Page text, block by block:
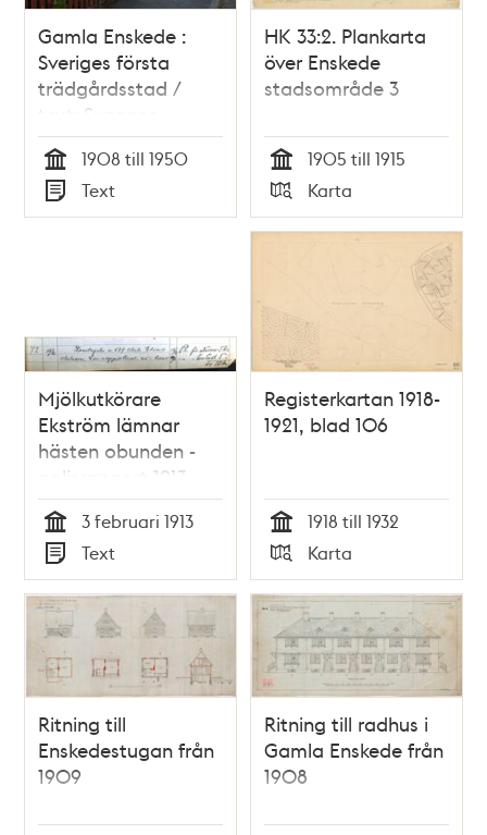
Gamla Enskede :
Sveriges första
trädgårdsstad /
text: Suzanne
Lindhagen
Tid
1908 till 1950
Typ
Text
HK 33:2. Plankarta
över Enskede
stadsområde 3
Tid
1905 till 1915
Typ
Karta
Mjölkutkörare
Ekström lämnar
hästen obunden -
polisrapport 1913
Tid
3 februari 1913
Typ
Text
Registerkartan 1918-
1921, blad 106
Tid
1918 till 1932
Typ
Karta
Ritning till
Enskedestugan från
1909
Ritning till radhus i
Gamla Enskede från
1908